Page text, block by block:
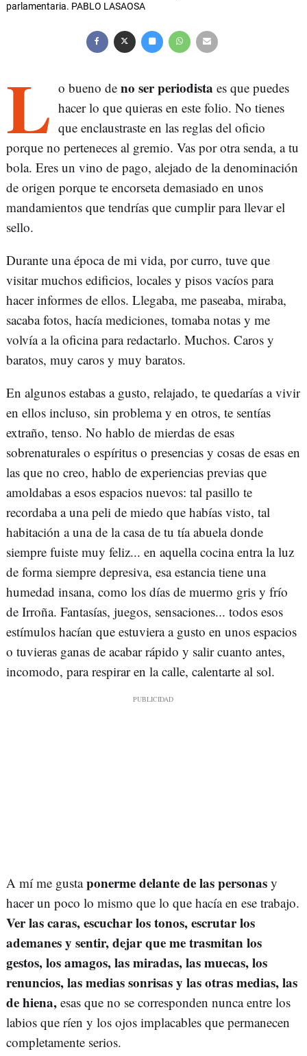
parlamentaria. PABLO LASAOSA
L o bueno de no ser periodista es que puedes
hacer lo que quieras en este folio. No tienes
que enclaustraste en las reglas del oficio
porque no perteneces al gremio. Vas por otra senda, a tu
bola. Eres un vino de pago, alejado de la denominación
de origen porque te encorseta demasiado en unos
mandamientos que tendrías que cumplir para llevar el
sello.
Durante una época de mi vida, por curro, tuve que
visitar muchos edificios, locales y pisos vacíos para
hacer informes de ellos. Llegaba, me paseaba, miraba,
sacaba fotos, hacía mediciones, tomaba notas y me
volvía a la oficina para redactarlo. Muchos. Caros y
baratos, muy caros y muy baratos.
En algunos estabas a gusto, relajado, te quedarías a vivir
en ellos incluso, sin problema y en otros, te sentías
extraño, tenso. No hablo de mierdas de esas
sobrenaturales o espíritus o presencias y cosas de esas en
las que no creo, hablo de experiencias previas que
amoldabas a esos espacios nuevos: tal pasillo te
recordaba a una peli de miedo que habías visto, tal
habitación a una de la casa de tu tía abuela donde
siempre fuiste muy feliz... en aquella cocina entra la luz
de forma siempre depresiva, esa estancia tiene una
humedad insana, como los días de muermo gris y frío
de Irroña. Fantasías, juegos, sensaciones... todos esos
estímulos hacían que estuviera a gusto en unos espacios
o tuvieras ganas de acabar rápido y salir cuanto antes,
incomodo, para respirar en la calle, calentarte al sol.
A mí me gustaponerme delante de las personas y
hacer un poco lo mismo que lo que hacía en ese trabajo.
Ver las caras, escuchar los tonos, escrutar los
ademanes y sentir, dejar que me trasmitan los
gestos, los amagos, las miradas, las muecas, los
renuncios, las medias sonrisas y las otras medias, las
de hiena, esas que no se corresponden nunca entre los
labios que ríen y los ojos implacables que permanecen
completamente serios.